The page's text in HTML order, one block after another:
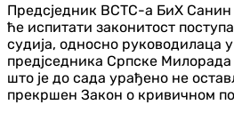
Предсједник ВСТС-а БиХ Санин
ће испитати законитост
судија, односно руководилаца
предјседника Српске
што је до сада урађено не
прекршен Закон о кривичном